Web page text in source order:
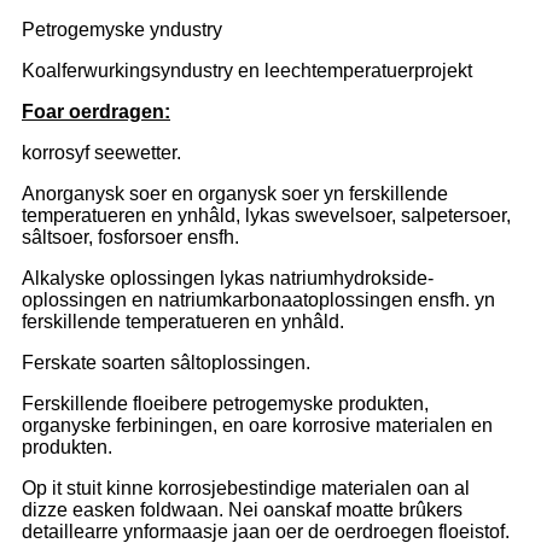
Petrogemyske yndustry
Koalferwurkingsyndustry en leechtemperatuerprojekt
Foar oerdragen:
korrosyf seewetter.
Anorganysk soer en organysk soer yn ferskillende
temperatueren en ynhâld, lykas swevelsoer, salpetersoer,
sâltsoer, fosforsoer ensfh.
Alkalyske oplossingen lykas natriumhydrokside-
oplossingen en natriumkarbonaatoplossingen ensfh. yn
ferskillende temperatueren en ynhâld.
Ferskate soarten sâltoplossingen.
Ferskillende floeibere petrogemyske produkten,
organyske ferbiningen, en oare korrosive materialen en
produkten.
Op it stuit kinne korrosjebestindige materialen oan al
dizze easken foldwaan. Nei oanskaf moatte brûkers
detaillearre ynformaasje jaan oer de oerdroegen floeistof.